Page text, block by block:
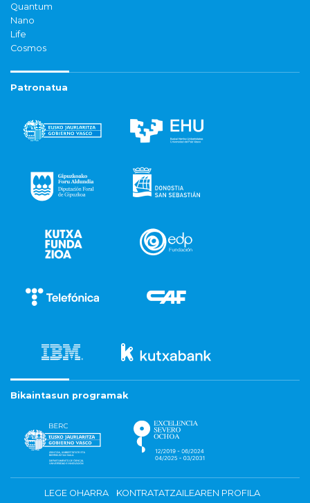
Quantum
Nano
Life
Cosmos
Patronatua
Bikaintasun programak
LEGE OHARRA
KONTRATATZAILEAREN PROFILA